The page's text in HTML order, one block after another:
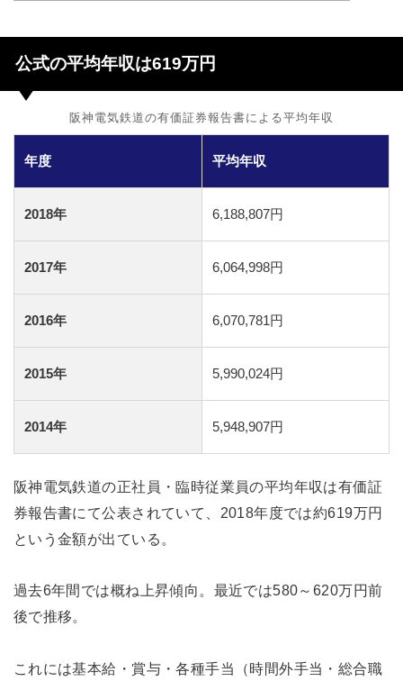
公式の平均年収は619万円
阪神電気鉄道の有価証券報告書による平均年収
年度 平均年収
2018年 6,188,807円
2017年 6,064,998円
2016年 6,070,781円
2015年 5,990,024円
2014年 5,948,907円
阪神電気鉄道の正社員・臨時従業員の平均年収は有価証
券報告書にて公表されていて、2018年度では約619万円
という金額が出ている。
過去6年間では概ね上昇傾向。最近では580～620万円前
後で推移。
これには基本給・賞与・各種手当（時間外手当・総合職